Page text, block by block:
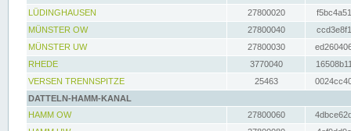
LÜDINGHAUSEN
27800020
MÜNSTER OW
27800040
MÜNSTER UW
27800030
RHEDE
3770040
VERSEN TRENNSPITZE
25463
DATTELN-HAMM-KANAL
HAMM OW
27800060